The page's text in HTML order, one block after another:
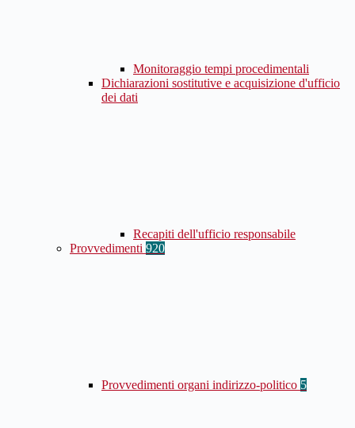
Monitoraggio tempi procedimentali
Dichiarazioni sostitutive e acquisizione d'ufficio
dei dati
Recapiti dell'ufficio responsabile
Provvedimenti 920
Provvedimenti organi indirizzo-politico 5